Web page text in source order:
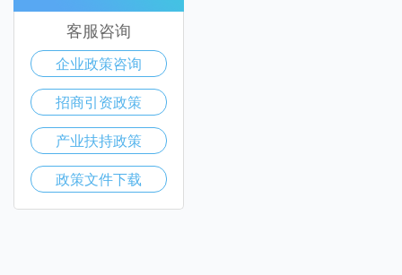
客服咨询
企业政策咨询
招商引资政策
产业扶持政策
政策文件下载